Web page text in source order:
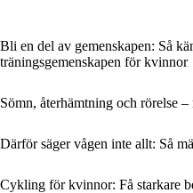
Bli en del av gemenskapen: Så
träningsgemenskapen för kvinnor
Sömn, återhämtning och rörelse
Därför säger vågen inte allt: Så
Cykling för kvinnor: Få starkare